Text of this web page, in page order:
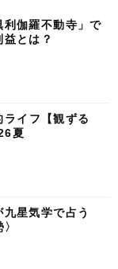
利伽羅不動寺」で
とは？
イフ【観ずる
夏
九星気学で占う